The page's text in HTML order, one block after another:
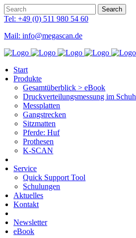
Tel: +49 (0) 511 980 54 60
Mail: info@megascan.de
Start
Produkte
Gesamtüberblick > eBook
Druckverteilungsmessung im Schuh
Messplatten
Gangstrecken
Sitzmatten
Pferde: Huf
Prothesen
K-SCAN
Service
Quick Support Tool
Schulungen
Aktuelles
Kontakt
Newsletter
eBook